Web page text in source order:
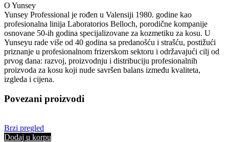
O Yunsey
Yunsey Professional je rođen u Valensiji 1980. godine kao
profesionalna linija Laboratorios Belloch, porodične kompanije
osnovane 50-ih godina specijalizovane za kozmetiku za kosu. U
Yunseyu rade više od 40 godina sa predanošću i strašću, postižući
priznanje u profesionalnom frizerskom sektoru i održavajući cilj od
prvog dana: razvoj, proizvodnju i distribuciju profesionalnih
proizvoda za kosu koji nude savršen balans između kvaliteta,
izgleda i cijena.
Povezani proizvodi
Brzi pregled
Dodaj u korpu